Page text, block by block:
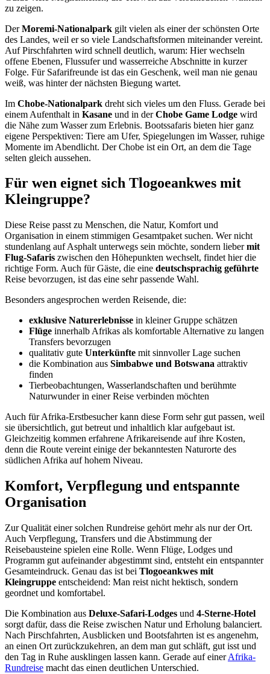
zu zeigen.
DerMoremi-Nationalpark gilt vielen als einer der schönsten Orte
des Landes, weil er so viele Landschaftsformen miteinander vereint.
Auf Pirschfahrten wird schnell deutlich, warum: Hier wechseln
offene Ebenen, Flussufer und wasserreiche Abschnitte in kurzer
Folge. Für Safarifreunde ist das ein Geschenk, weil man nie genau
weiß, was hinter der nächsten Biegung wartet.
Im Chobe-Nationalpark dreht sich vieles um den Fluss. Gerade bei
einem Aufenthalt in Kasane und in derChobe Game Lodge wird
die Nähe zum Wasser zum Erlebnis. Bootssafaris bieten hier ganz
eigene Perspektiven: Tiere am Ufer, Spiegelungen im Wasser, ruhige
Momente im Abendlicht. Der Chobe ist ein Ort, an dem die Tage
selten gleich aussehen.
Für wen eignet sich Tlogoeankwes mit
Kleingruppe?
Diese Reise passt zu Menschen, die Natur, Komfort und
Organisation in einem stimmigen Gesamtpaket suchen. Wer nicht
stundenlang auf Asphalt unterwegs sein möchte, sondern liebermit
Flug-Safaris zwischen den Höhepunkten wechselt, findet hier die
richtige Form. Auch für Gäste, die eine deutschsprachig geführte
Reise bevorzugen, ist das eine sehr passende Wahl.
Besonders angesprochen werden Reisende, die:
exklusive Naturerlebnisse in kleiner Gruppe schätzen
Flüge innerhalb Afrikas als komfortable Alternative zu langen
Transfers bevorzugen
qualitativ gute Unterkünfte mit sinnvoller Lage suchen
die Kombination aus Simbabwe und Botswana attraktiv
finden
Tierbeobachtungen, Wasserlandschaften und berühmte
Naturwunder in einer Reise verbinden möchten
Auch für Afrika-Erstbesucher kann diese Form sehr gut passen, weil
sie übersichtlich, gut betreut und inhaltlich klar aufgebaut ist.
Gleichzeitig kommen erfahrene Afrikareisende auf ihre Kosten,
denn die Route vereint einige der bekanntesten Naturorte des
südlichen Afrika auf hohem Niveau.
Komfort, Verpflegung und entspannte
Organisation
Zur Qualität einer solchen Rundreise gehört mehr als nur der Ort.
Auch Verpflegung, Transfers und die Abstimmung der
Reisebausteine spielen eine Rolle. Wenn Flüge, Lodges und
Programm gut aufeinander abgestimmt sind, entsteht ein entspannter
Gesamteindruck. Genau das ist bei Tlogoeankwes mit
Kleingruppe entscheidend: Man reist nicht hektisch, sondern
geordnet und komfortabel.
Die Kombination aus Deluxe-Safari-Lodges und 4-Sterne-Hotel
sorgt dafür, dass die Reise zwischen Natur und Erholung balanciert.
Nach Pirschfahrten, Ausblicken und Bootsfahrten ist es angenehm,
an einen Ort zurückzukehren, an dem man gut schläft, gut isst und
den Tag in Ruhe ausklingen lassen kann. Gerade auf einerAfrika-
Rundreise macht das einen deutlichen Unterschied.